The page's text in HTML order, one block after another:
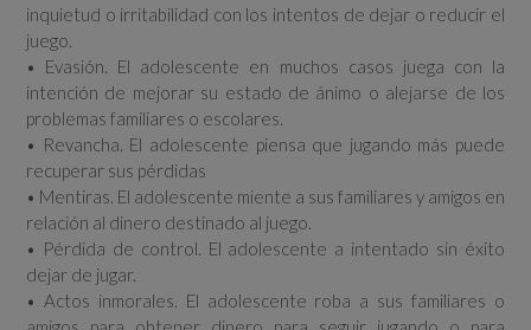
inquietud o irritabilidad con los intentos de dejar o reducir el
juego.
• Evasión. El adolescente en muchos casos juega con la
intención de mejorar su estado de ánimo o alejarse de los
problemas familiares o escolares.
• Revancha. El adolescente piensa que jugando más puede
recuperar sus pérdidas
• Mentiras. El adolescente miente a sus familiares y amigos en
relación al dinero destinado al juego.
• Pérdida de control. El adolescente a intentado sin éxito
dejar de jugar.
• Actos inmorales. El adolescente roba a sus familiares o